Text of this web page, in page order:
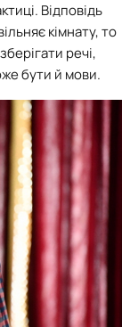
Відповідь
кімнату, то
речі,
бути й мови.